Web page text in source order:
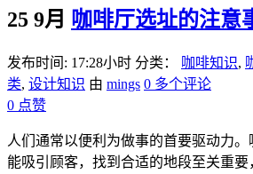
25 9月 咖啡厅选址的注意
发布时间: 17:28小时 分类： 咖啡知识,
类, 设计知识 由 mings 0 多个评论
0 点赞
人们通常以便利为做事的首要驱动力
能吸引顾客，找到合适的地段至关重